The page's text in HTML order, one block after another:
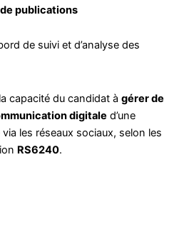
publications
de suivi et d’analyse des
capacité du candidat àgérer de
digitale d’une
les réseaux sociaux, selon les
RS6240.